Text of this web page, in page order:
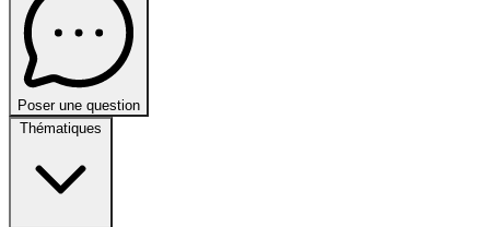
Poser une question
Thématiques